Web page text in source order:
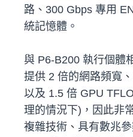
路、300 Gbps 專用
統記憶體。
與 P6-B200 執行個體
提供 2 倍的網路頻寬
以及 1.5 倍 GPU
理的情況下)，因此非
複雜技術、具有數兆